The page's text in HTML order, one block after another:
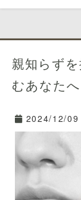
ん。
ポイントにつ
目次
１．歯
２．痛
親知らず
むあなたへ
2024/12/09